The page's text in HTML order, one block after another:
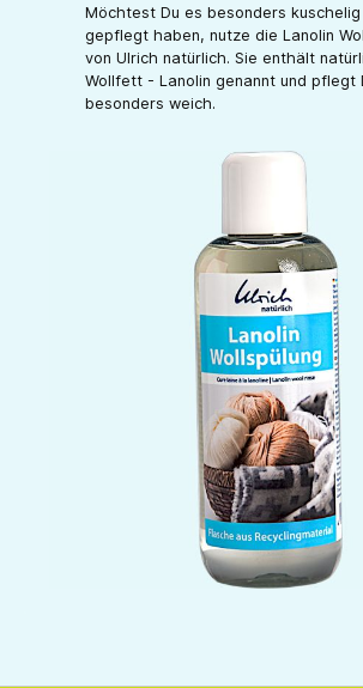
Möchtest Du es besonders kuschelig
gepflegt haben, nutze die Lanolin
von Ulrich natürlich. Sie enthält
Wollfett - Lanolin genannt und pflegt
besonders weich.